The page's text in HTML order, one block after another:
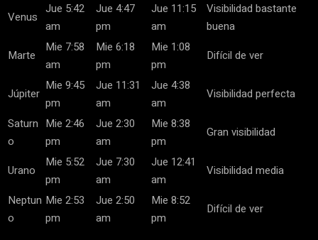
Venus
Jue 5:42
am
Jue 4:47
pm
Jue 11:15
am
Visibilidad bastante
buena
Marte
Mie 7:58
am
Mie 6:18
pm
Mie 1:08
pm
Difícil de ver
Júpiter
Mie 9:45
pm
Jue 11:31
am
Jue 4:38
am
Visibilidad perfecta
Saturn
o
Mie 2:46
pm
Jue 2:30
am
Mie 8:38
pm
Gran visibilidad
Urano
Mie 5:52
pm
Jue 7:30
am
Jue 12:41
am
Visibilidad media
Neptun
o
Mie 2:53
pm
Jue 2:50
am
Mie 8:52
pm
Difícil de ver